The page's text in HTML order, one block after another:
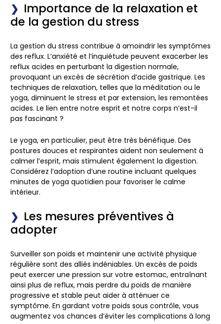
Importance de la relaxation et
de la gestion du stress
La gestion du stress contribue à amoindrir les symptômes
des reflux. L’anxiété et l’inquiétude peuvent exacerber les
reflux acides en perturbant la digestion normale,
provoquant un excès de sécrétion d’acide gastrique. Les
techniques de relaxation, telles que la méditation ou le
yoga, diminuent le stress et par extension, les remontées
acides. Le lien entre notre esprit et notre corps n’est-il
pas fascinant ?
Le yoga, en particulier, peut être très bénéfique. Des
postures douces et respirantes aident non seulement à
calmer l’esprit, mais stimulent également la digestion.
Considérez l’adoption d’une routine incluant quelques
minutes de yoga quotidien pour favoriser le calme
intérieur.
Les mesures préventives à
adopter
Surveiller son poids et maintenir une activité physique
régulière sont des alliés indéniables. Un excès de poids
peut exercer une pression sur votre estomac, entraînant
ainsi plus de reflux, mais perdre du poids de manière
progressive et stable peut aider à atténuer ce
symptôme. En gardant votre poids sous contrôle, vous
augmentez vos chances d’éviter les complications à long